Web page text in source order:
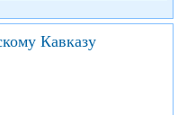
Кавказу